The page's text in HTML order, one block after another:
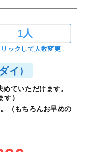
1人
リックして人数変更
イ）
ていただけます。
す）
（もちろんお早めの